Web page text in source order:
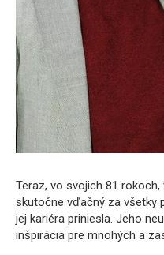
Teraz, vo svojich 81
skutočne vďačný za všetky
jej kariéra priniesla. Jeho
inšpirácia pre mnohých a